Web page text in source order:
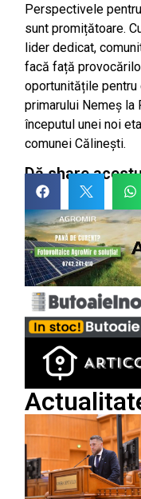
Perspectivele
sunt promițătoare.
lider dedicat,
facă față
oportunitățile
primarului Nemeș la
începutul unei noi
comunei Călinești.
Dă share